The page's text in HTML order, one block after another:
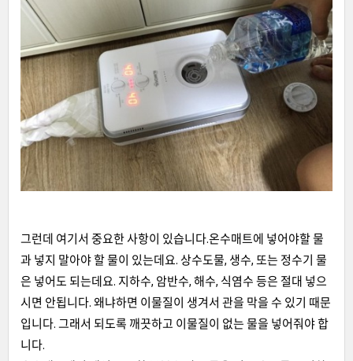
그런데 여기서 중요한 사항이 있습니다.온수매트에 넣어야할 물
과 넣지 말아야 할 물이 있는데요. 상수도물, 생수, 또는 정수기 물
은 넣어도 되는데요. 지하수, 암반수, 해수, 식염수 등은 절대 넣으
시면 안됩니다. 왜냐하면 이물질이 생겨서 관을 막을 수 있기 때문
입니다. 그래서 되도록 깨끗하고 이물질이 없는 물을 넣어줘야 합
니다.